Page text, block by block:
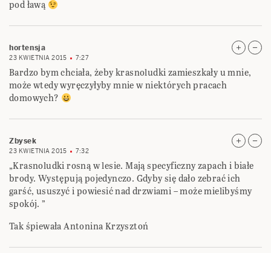
pod ławą
hortensja
23 KWIETNIA 2015 7:27
Bardzo bym chciała, żeby krasnoludki zamieszkały u mnie,
może wtedy wyręczyłyby mnie w niektórych pracach
domowych?
Zbysek
23 KWIETNIA 2015 7:32
„Krasnoludki rosną w lesie. Mają specyficzny zapach i białe
brody. Występują pojedynczo. Gdyby się dało zebrać ich
garść, ususzyć i powiesić nad drzwiami – może mielibyśmy
spokój. ”
Tak śpiewała Antonina Krzysztoń